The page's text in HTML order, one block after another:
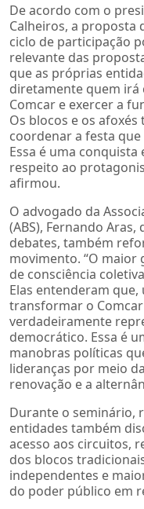
De acordo com o
Calheiros, a proposta
ciclo de participação
relevante das
que as próprias
diretamente quem
Comcar e exercer a
Os blocos e os
coordenar a festa
Essa é uma conquista
respeito ao
afirmou.
O advogado da
(ABS), Fernando
debates, também
movimento. “O maior
de consciência
Elas entenderam
transformar o
verdadeiramente
democrático. Essa é
manobras políticas
lideranças por meio
renovação e a
Durante o seminário,
entidades também
acesso aos circuitos,
dos blocos
independentes e
do poder público em